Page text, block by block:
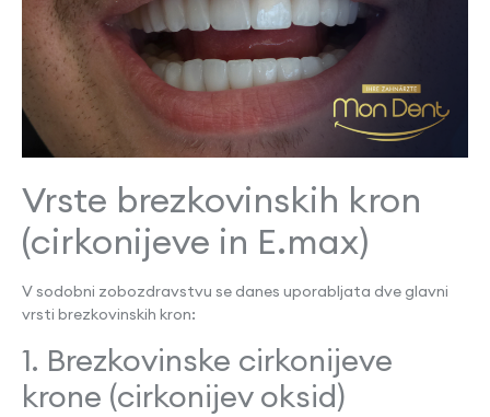
Vrste brezkovinskih kron
(cirkonijeve in E.max)
V sodobni zobozdravstvu se danes uporabljata dve glavni
vrsti brezkovinskih kron:
1. Brezkovinske cirkonijeve
krone (cirkonijev oksid)